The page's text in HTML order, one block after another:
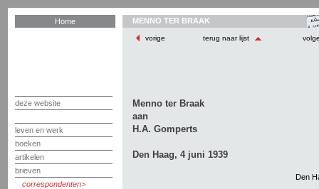
Home
deze website
leven en werk
boeken
artikelen
brieven
correspondenten
MENNO TER BRAAK
vorige terug naar lijst
Menno ter Braak
aan
H.A. Gomperts
Den Haag, 4 juni 1939
Den